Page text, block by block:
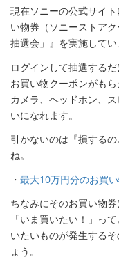
現在ソニーの公式サイ
い物券（ソニーストア
抽選会」』を実施してい
ログインして抽選する
お買い物クーポンがも
カメラ、ヘッドホン、
いになれます。
引かないのは『損する
ね。
・ 最大10万円分のお買
ちなみにそのお買い物
「いま買いたい！」っ
いたいものが発生する
ょう。